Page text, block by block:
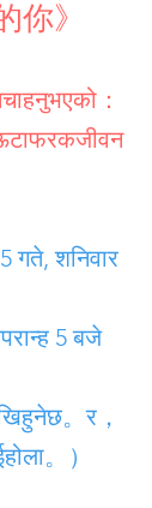
你》
：
गते, शनिवार
5 बजे
。र，
。）